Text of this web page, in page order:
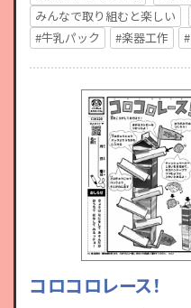
みんなで取り組むと楽しい
#牛乳パック
#楽器工作
コロコロレース！